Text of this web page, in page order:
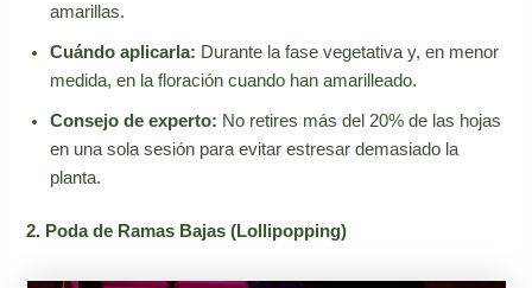
amarillas.
Cuándo aplicarla: Durante la fase vegetativa y, en menor
medida, en la floración cuando han amarilleado.
Consejo de experto: No retires más del 20% de las hojas
en una sola sesión para evitar estresar demasiado la
planta.
2. Poda de Ramas Bajas (Lollipopping)